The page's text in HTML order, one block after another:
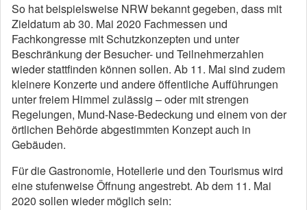
So hat beispielsweise NRW bekannt gegeben, dass mit
Zieldatum ab 30. Mai 2020 Fachmessen und
Fachkongresse mit Schutzkonzepten und unter
Beschränkung der Besucher- und Teilnehmerzahlen
wieder stattfinden können sollen. Ab 11. Mai sind zudem
kleinere Konzerte und andere öffentliche Aufführungen
unter freiem Himmel zulässig – oder mit strengen
Regelungen, Mund-Nase-Bedeckung und einem von der
örtlichen Behörde abgestimmten Konzept auch in
Gebäuden.
Für die Gastronomie, Hotellerie und den Tourismus wird
eine stufenweise Öffnung angestrebt. Ab dem 11. Mai
2020 sollen wieder möglich sein: